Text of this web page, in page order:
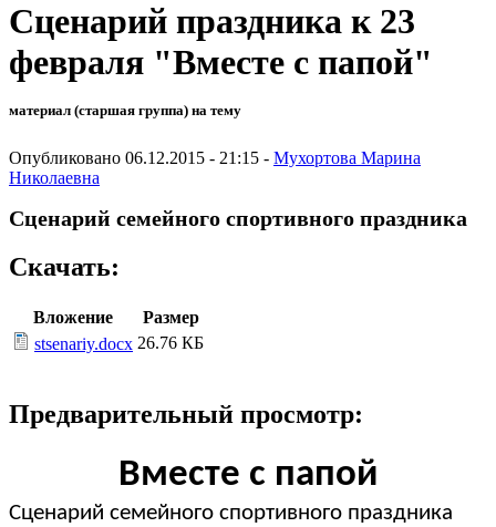
Сценарий праздника к 23
февраля "Вместе с папой"
материал (старшая группа) на тему
Опубликовано 06.12.2015 - 21:15 - Мухортова Марина
Николаевна
Сценарий семейного спортивного праздника
Скачать:
Вложение
Размер
stsenariy.docx 26.76 КБ
Предварительный просмотр:
Вместе с папой
Сценарий семейного спортивного праздника